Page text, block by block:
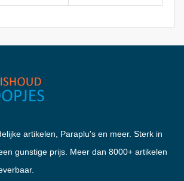
artikelen, Paraplu's en meer. Sterk in
gunstige prijs. Meer dan 8000+ artikelen